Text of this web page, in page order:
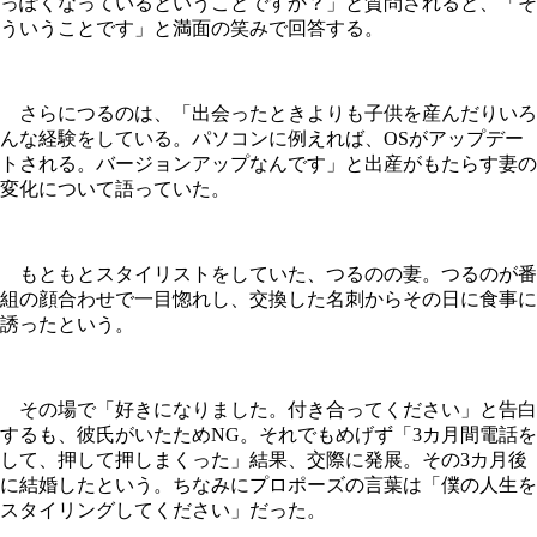
ういうことです」と満面の笑みで回答する。
さらにつるのは、「出会ったときよりも子供を産んだりいろ
んな経験をしている。パソコンに例えれば、OSがアップデー
トされる。バージョンアップなんです」と出産がもたらす妻の
変化について語っていた。
もともとスタイリストをしていた、つるのの妻。つるのが番
組の顔合わせで一目惚れし、交換した名刺からその日に食事に
誘ったという。
その場で「好きになりました。付き合ってください」と告白
するも、彼氏がいたためNG。それでもめげず「3カ月間電話を
して、押して押しまくった」結果、交際に発展。その3カ月後
に結婚したという。ちなみにプロポーズの言葉は「僕の人生を
スタイリングしてください」だった。